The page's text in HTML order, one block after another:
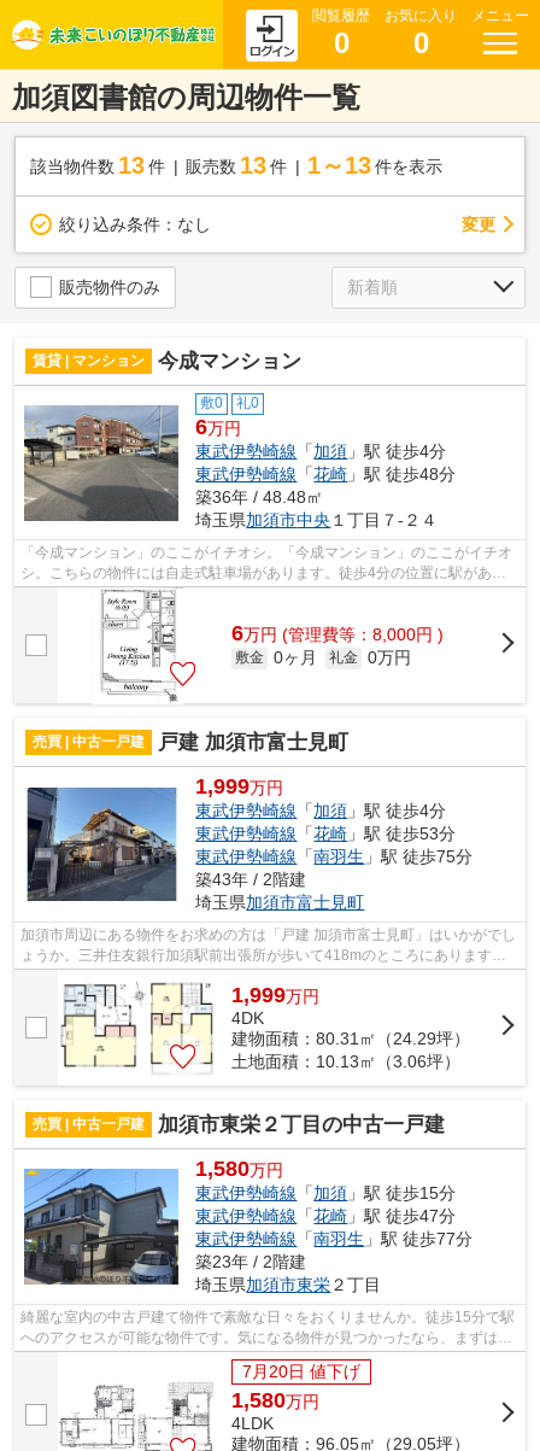
閲覧履歴
0
お気に入り
0
メニュー
加須図書館の周辺物件一覧
該当物件数 13件 販売数 13 件 1～13 件を表示
絞り込み条件： なし 変更
販売物件のみ
賃貸 | マンション 今成マンション
敷0 礼0
6万円
東武伊勢崎線 「加須 」駅 徒歩4分
東武伊勢崎線 「花崎 」駅 徒歩48分
築36年 / 48.48㎡
埼玉県加須市中央 １丁目７-２４
「今成マンション」のここがイチオシ。「今成マンション」のここがイチオ
シ。こちらの物件には自走式駐車場があります。徒歩4分の位置に駅がある
物件です。東武伊勢崎線加須周辺の賃貸...
6万円 (管理費等：8,000円 )
敷金 0ヶ月 礼金 0万円
売買 | 中古一戸建 戸建 加須市富士見町
1,999万円
東武伊勢崎線 「加須 」駅 徒歩4分
東武伊勢崎線 「花崎 」駅 徒歩53分
東武伊勢崎線 「南羽生 」駅 徒歩75分
築43年 / 2階建
埼玉県加須市富士見町
加須市周辺にある物件をお求めの方は「戸建 加須市富士見町」はいかがでし
ょうか。三井住友銀行加須駅前出張所が歩いて418mのところにあります。
1,999万円
4DK
建物面積：80.31㎡（24.29坪）
土地面積：10.13㎡（3.06坪）
売買 | 中古一戸建 加須市東栄２丁目の中古一戸建
1,580万円
東武伊勢崎線 「加須 」駅 徒歩15分
東武伊勢崎線 「花崎 」駅 徒歩47分
東武伊勢崎線 「南羽生 」駅 徒歩77分
築23年 / 2階建
埼玉県加須市東栄２丁目
綺麗な室内の中古戸建て物件で素敵な日々をおくりませんか。徒歩15分で駅
へのアクセスが可能な物件です。気になる物件が見つかったなら、まずは見
学しましょう。百聞は一見に如かずで...
7月20日 値下げ
1,580万円
4LDK
建物面積：96.05㎡（29.05坪）